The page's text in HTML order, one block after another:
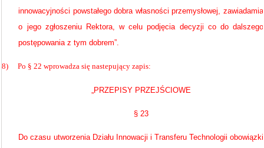
innowacyjności powstałego dobra własności przemysłowej, zawiadamia
o jego zgłoszeniu Rektora, w celu podjęcia decyzji co do dalszego
postępowania z tym dobrem”.
8) Po § 22 wprowadza się nastepujący zapis:
„PRZEPISY PRZEJŚCIOWE
§ 23
Do czasu utworzenia Działu Innowacji i Transferu Technologii obowiązki